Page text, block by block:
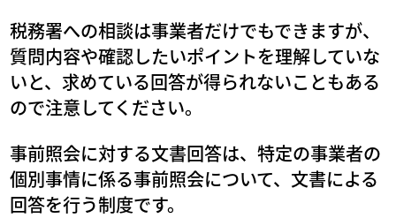
税務署への相談は事業者だけでもできますが、
質問内容や確認したいポイントを理解していな
いと、求めている回答が得られないこともある
ので注意してください。
事前照会に対する文書回答は、特定の事業者の
個別事情に係る事前照会について、文書による
回答を行う制度です。